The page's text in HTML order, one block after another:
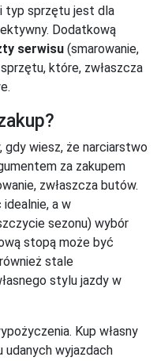
typ sprzętu jest dla
Dodatkową
serwisu (smarowanie,
sprzętu, które, zwłaszcza
gdy wiesz, że narciarstwo
za zakupem
zwłaszcza butów.
a w
sezonu) wybór
stopą może być
stale
stylu jazdy w
Kup własny
wyjazdach